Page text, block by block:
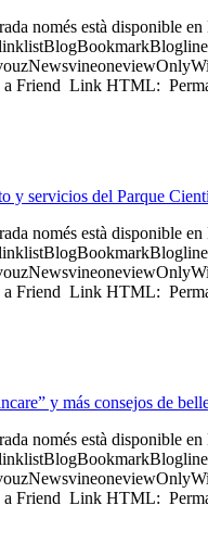
només està disponible
Friend Link HTML:
y servicios del Parque
només està disponible
Friend Link HTML:
y más consejos de
només està disponible
Friend Link HTML: